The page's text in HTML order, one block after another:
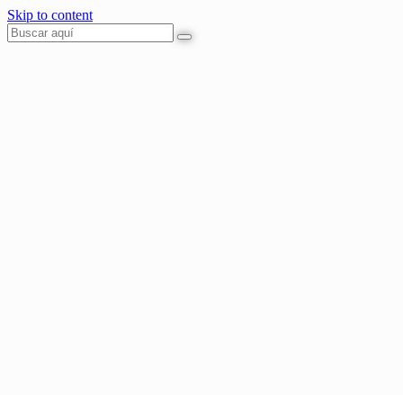
Skip to content